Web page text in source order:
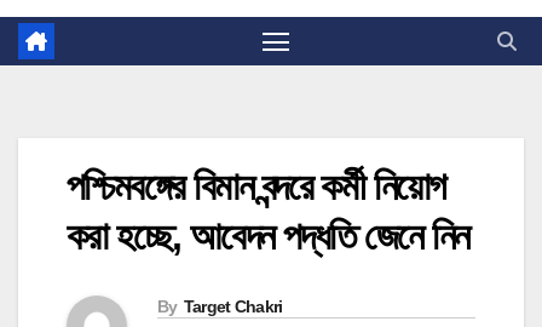
পশ্চিমবঙ্গের বিমান বন্দরে কর্মী নিয়োগ
করা হচ্ছে, আবেদন পদ্ধতি জেনে নিন
By Target Chakri